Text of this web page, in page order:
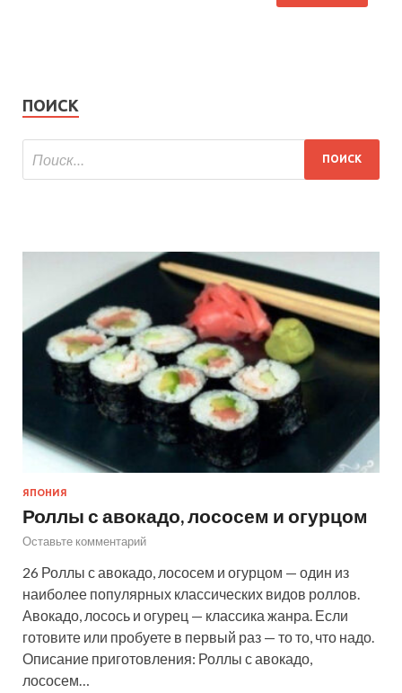
ПОИСК
ЯПОНИЯ
Роллы с авокадо, лососем и огурцом
Оставьте комментарий
26 Роллы с авокадо, лососем и огурцом — один из
наиболее популярных классических видов роллов.
Авокадо, лосось и огурец — классика жанра. Если
готовите или пробуете в первый раз — то то, что надо.
Описание приготовления: Роллы с авокадо,
лососем…